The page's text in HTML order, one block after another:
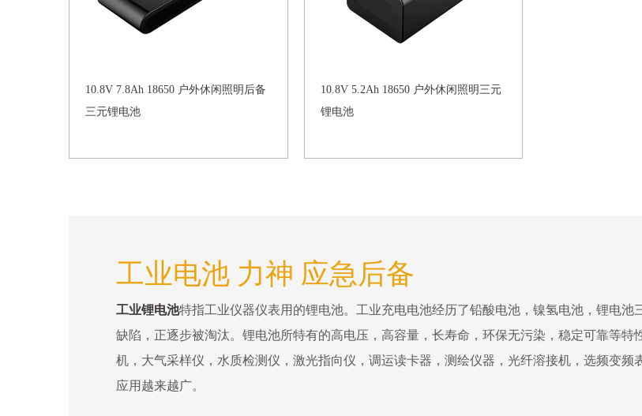
10.8V 7.8Ah 18650 户外休闲照明后备
三元锂电池
10.8V 5.2Ah 18650 户外休闲照明三元
锂电池
工业电池 力神 应急后备
工业锂电池特指工业仪器仪表用的锂电池。工业充电电池经历了铅酸电池，镍氢电池，锂电
缺陷，正逐步被淘汰。锂电池所特有的高电压，高容量，长寿命，环保无污染，稳定可靠等特
机，大气采样仪，水质检测仪，激光指向仪，调运读卡器，测绘仪器，光纤溶接机，选频变
应用越来越广。